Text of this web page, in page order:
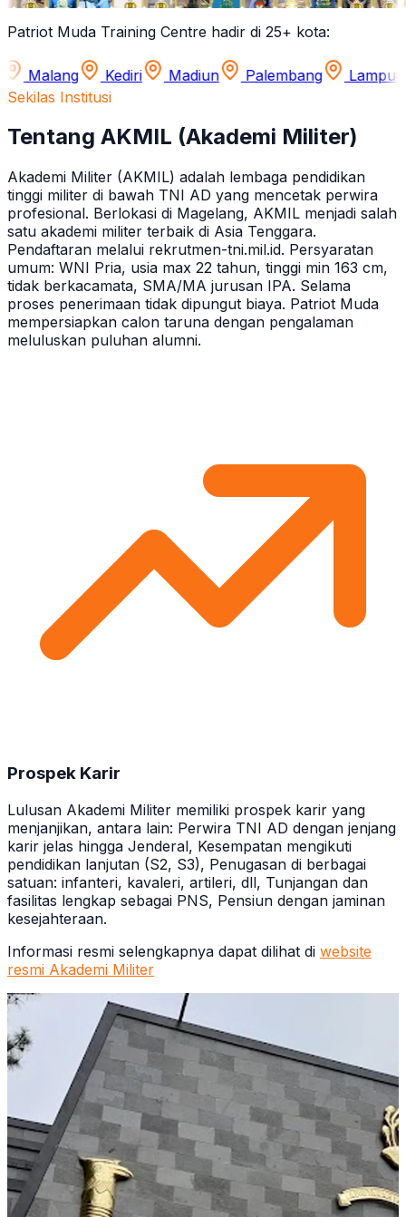
Patriot Muda Training Centre hadir di 25+ kota:
Kediri Madiun Palembang Lampung
Sekilas Institusi
Tentang AKMIL (Akademi Militer)
Akademi Militer (AKMIL) adalah lembaga pendidikan
tinggi militer di bawah TNI AD yang mencetak perwira
profesional. Berlokasi di Magelang, AKMIL menjadi salah
satu akademi militer terbaik di Asia Tenggara.
Pendaftaran melalui rekrutmen-tni.mil.id. Persyaratan
umum: WNI Pria, usia max 22 tahun, tinggi min 163 cm,
tidak berkacamata, SMA/MA jurusan IPA. Selama
proses penerimaan tidak dipungut biaya. Patriot Muda
mempersiapkan calon taruna dengan pengalaman
meluluskan puluhan alumni.
Prospek Karir
Lulusan Akademi Militer memiliki prospek karir yang
menjanjikan, antara lain: Perwira TNI AD dengan jenjang
karir jelas hingga Jenderal, Kesempatan mengikuti
pendidikan lanjutan (S2, S3), Penugasan di berbagai
satuan: infanteri, kavaleri, artileri, dll, Tunjangan dan
fasilitas lengkap sebagai PNS, Pensiun dengan jaminan
kesejahteraan.
Informasi resmi selengkapnya dapat dilihat di website
resmi Akademi Militer